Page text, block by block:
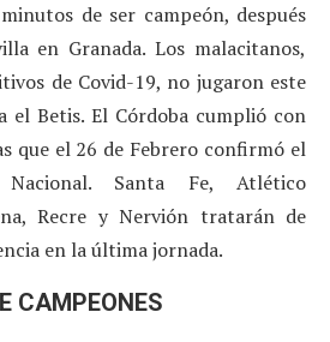
de ser campeón, después
en Granada. Los malacitanos,
de Covid-19, no jugaron este
el Betis. El Córdoba cumplió con
que el 26 de Febrero confirmó el
Santa Fe, Atlético
Recre y Nervión tratarán de
en la última jornada.
CAMPEONES